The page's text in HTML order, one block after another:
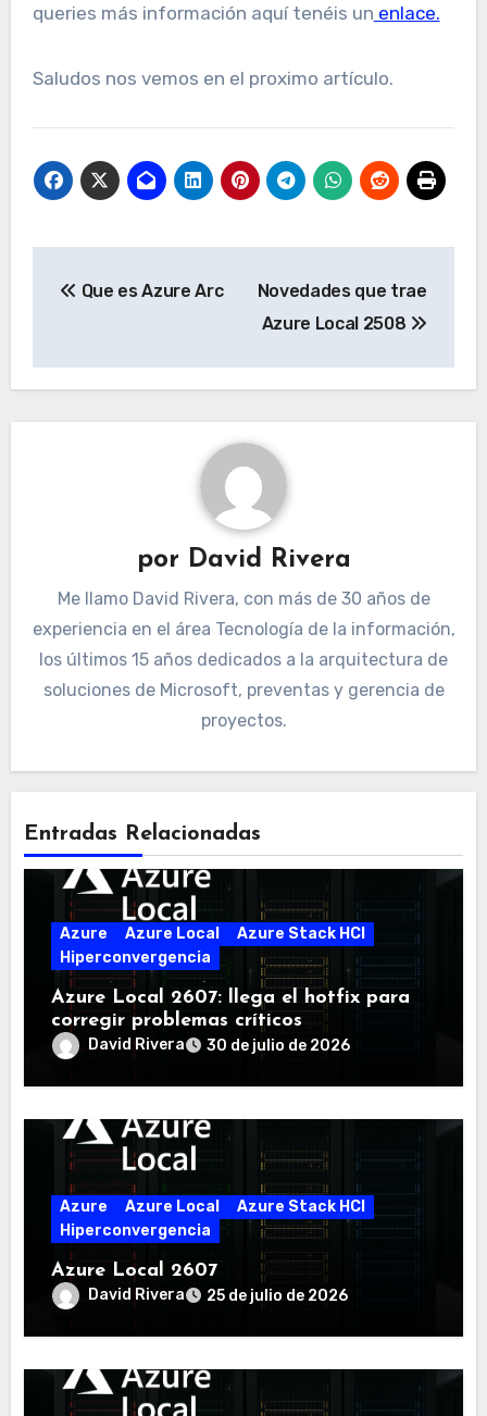
queries más información aquí tenéis un enlace.
Saludos nos vemos en el proximo artículo.
Que es Azure Arc
Novedades que trae
Azure Local 2508
por David Rivera
Me llamo David Rivera, con más de 30 años de
experiencia en el área Tecnología de la información,
los últimos 15 años dedicados a la arquitectura de
soluciones de Microsoft, preventas y gerencia de
proyectos.
Entradas Relacionadas
Azure Azure Local
Azure Stack HCI
Hiperconvergencia
Azure Local 2607: llega el hotfix para
corregir problemas críticos
David Rivera 30 de julio de 2026
Azure Azure Local
Azure Stack HCI
Hiperconvergencia
Azure Local 2607
David Rivera 25 de julio de 2026